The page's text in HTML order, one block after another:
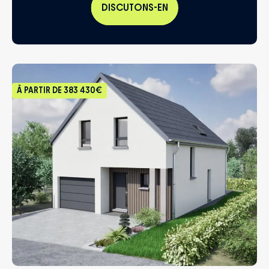
DISCUTONS-EN
À PARTIR DE 383 430€